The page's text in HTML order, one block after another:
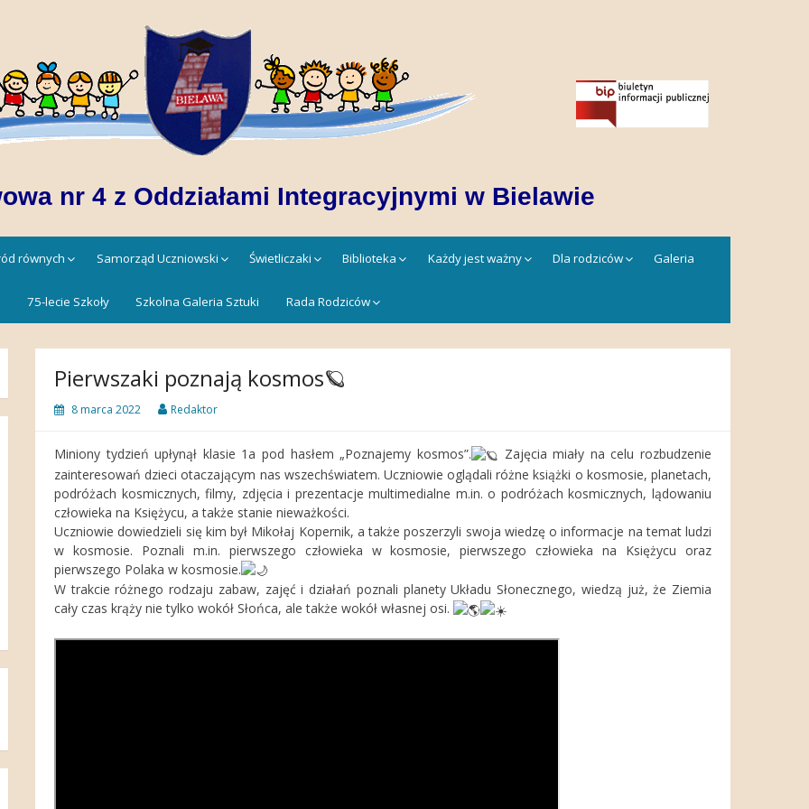
nr 4 z Oddziałami Integracyjnymi w Bielawie
równych Samorząd Uczniowski Świetliczaki Biblioteka Każdy jest ważny Dla rodziców Galeria
75-lecie Szkoły Szkolna Galeria Sztuki Rada Rodziców
Pierwszaki poznają kosmos🪐
8 marca 2022 Redaktor
Miniony tydzień upłynął klasie 1a pod hasłem „Poznajemy kosmos”.
Zajęcia miały na celu rozbudzenie
zainteresowań dzieci otaczającym nas wszechświatem. Uczniowie oglądali różne książki o kosmosie, planetach,
podróżach kosmicznych, filmy, zdjęcia i prezentacje multimedialne m.in. o podróżach kosmicznych, lądowaniu
człowieka na Księżycu, a także stanie nieważkości.
Uczniowie dowiedzieli się kim był Mikołaj Kopernik, a także poszerzyli swoja wiedzę o informacje na temat ludzi
w kosmosie. Poznali m.in. pierwszego człowieka w kosmosie, pierwszego człowieka na Księżycu oraz
pierwszego Polaka w kosmosie.
W trakcie różnego rodzaju zabaw, zajęć i działań poznali planety Układu Słonecznego, wiedzą już, że Ziemia
cały czas krąży nie tylko wokół Słońca, ale także wokół własnej osi.